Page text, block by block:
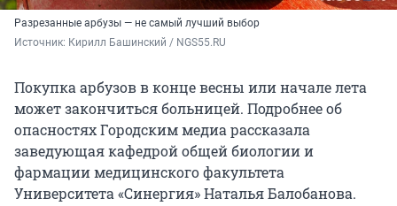
Разрезанные арбузы — не самый лучший выбор
Источник: Кирилл Башинский / NGS55.RU
Покупка арбузов в конце весны или начале лета
может закончиться больницей. Подробнее об
опасностях Городским медиа рассказала
заведующая кафедрой общей биологии и
фармации медицинского факультета
Университета «Синергия» Наталья Балобанова.